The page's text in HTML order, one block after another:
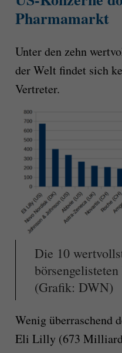
Pharmamarkt
Unter den zehn
der Welt findet sich
Vertreter.
Die 10
(Grafik: DWN)
Wenig überraschend
Eli Lilly (673